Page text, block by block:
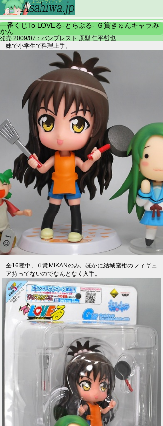
一番くじTo LOVEる-とらぶる- Ｇ賞きゅんキャラみ
かん
発売:2009/07：バンプレスト 原型:仁平哲也
妹で小学生で料理上手。
全16種中、Ｇ賞MIKANのみ。ほかに結城蜜柑のフィギュ
ア持ってないのでなんとなく入手。